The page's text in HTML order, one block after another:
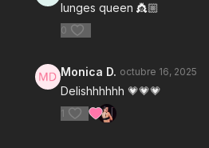
lunges queen 👸🏼
0
Monica D. octubre 16, 2025
Delishhhhhh 💗💗💗
1